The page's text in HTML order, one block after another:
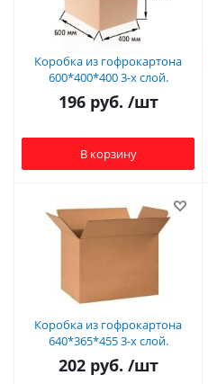
Коробка из гофрокартона
600*400*400 3-х слой.
196руб. /шт
В корзину
Коробка из гофрокартона
640*365*455 3-х слой.
202руб. /шт